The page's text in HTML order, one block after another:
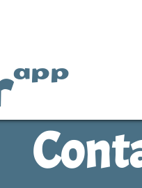
app